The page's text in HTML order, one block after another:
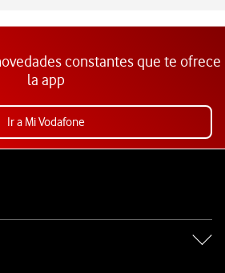
constantes que te ofrece
la app
Ir a Mi Vodafone
sociales de Vodafone